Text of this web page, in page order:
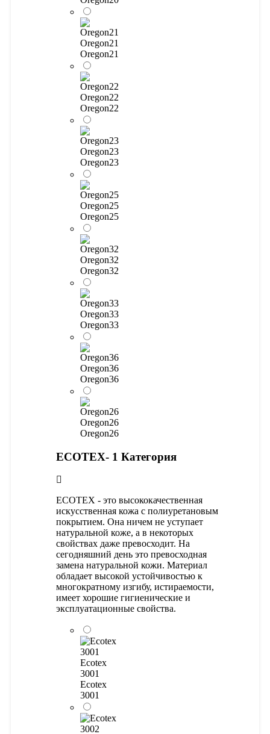
Oregon21
Oregon21
Oregon22
Oregon22
Oregon23
Oregon23
Oregon25
Oregon25
Oregon32
Oregon32
Oregon33
Oregon33
Oregon36
Oregon36
Oregon26
Oregon26
ECOTEX- 1 Категория
ECOTEX - это высококачественная
искусственная кожа с полиуретановым
покрытием. Она ничем не уступает
натуральной коже, а в некоторых
свойствах даже превосходит. На
сегодняшний день это превосходная
замена натуральной кожи. Материал
обладает высокой устойчивостью к
многократному изгибу, истираемости,
имеет хорошие гигиенические и
эксплуатационные свойства.
Ecotex
3001
Ecotex
3001